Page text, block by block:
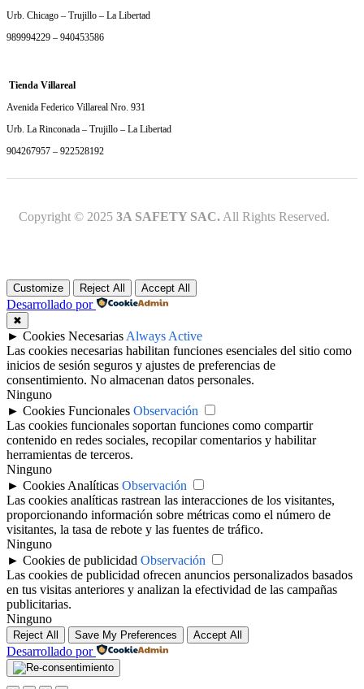
Urb. Chicago – Trujillo – La Libertad
989994229 – 940453586
Tienda Villareal
Avenida Federico Villareal Nro. 931
Urb. La Rinconada – Trujillo – La Libertad
904267957 – 922528192
Copyright © 2025 3A SAFETY SAC. All Rights Reserved.
Customize Reject All Accept All
Desarrollado por
✖
► Cookies Necesarias Always Active
Las cookies necesarias habilitan funciones esenciales del sitio como
inicios de sesión seguros y ajustes de preferencias de
consentimiento. No almacenan datos personales.
Ninguno
► Cookies Funcionales Observación
Las cookies funcionales soportan funciones como compartir
contenido en redes sociales, recopilar comentarios y habilitar
herramientas de terceros.
Ninguno
► Cookies Analíticas Observación
Las cookies analíticas rastrean las interacciones de los visitantes,
proporcionando información sobre métricas como el número de
visitantes, la tasa de rebote y las fuentes de tráfico.
Ninguno
► Cookies de publicidad Observación
Las cookies de publicidad ofrecen anuncios personalizados basados
en tus visitas anteriores y analizan la efectividad de las campañas
publicitarias.
Ninguno
Reject All Save My Preferences Accept All
Desarrollado por